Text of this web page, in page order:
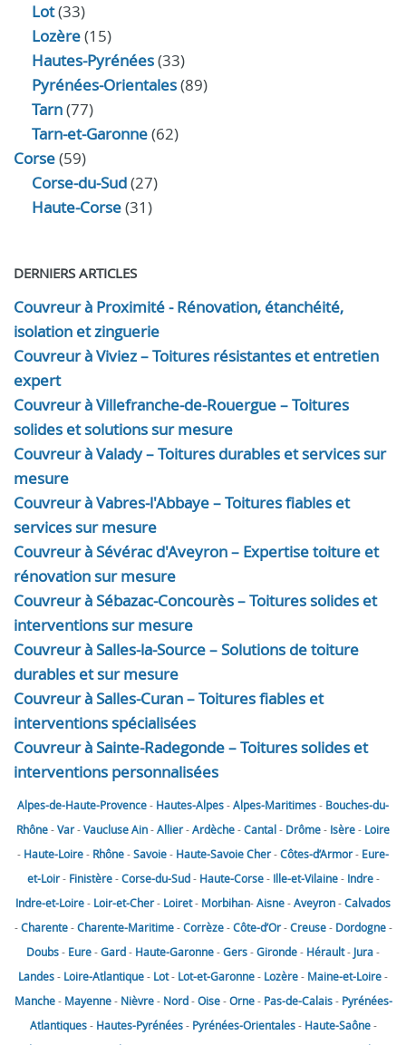
Lot(33)
Lozère(15)
Hautes-Pyrénées(33)
Pyrénées-Orientales(89)
Tarn(77)
Tarn-et-Garonne(62)
Corse(59)
Corse-du-Sud(27)
Haute-Corse(31)
DERNIERS ARTICLES
Couvreur à Proximité - Rénovation, étanchéité,
isolation et zinguerie
Couvreur à Viviez – Toitures résistantes et entretien
expert
Couvreur à Villefranche-de-Rouergue – Toitures
solides et solutions sur mesure
Couvreur à Valady – Toitures durables et services sur
mesure
Couvreur à Vabres-l'Abbaye – Toitures fiables et
services sur mesure
Couvreur à Sévérac d'Aveyron – Expertise toiture et
rénovation sur mesure
Couvreur à Sébazac-Concourès – Toitures solides et
interventions sur mesure
Couvreur à Salles-la-Source – Solutions de toiture
durables et sur mesure
Couvreur à Salles-Curan – Toitures fiables et
interventions spécialisées
Couvreur à Sainte-Radegonde – Toitures solides et
interventions personnalisées
Alpes-de-Haute-Provence- Hautes-Alpes-Alpes-Maritimes- Bouches-du-
Rhône-Var-VaucluseAin-Allier-Ardèche-Cantal- Drôme- Isère- Loire
- Haute-Loire- Rhône-Savoie- Haute-SavoieCher-Côtes-d’Armor- Eure-
et-Loir- Finistère-Corse-du-Sud- Haute-Corse- Ille-et-Vilaine- Indre-
Indre-et-Loire- Loir-et-Cher- Loiret- Morbihan-Aisne-Aveyron-Calvados
-Charente-Charente-Maritime-Corrèze-Côte-d’Or-Creuse- Dordogne-
Doubs- Eure-Gard- Haute-Garonne-Gers-Gironde- Hérault- Jura-
Landes- Loire-Atlantique- Lot- Lot-et-Garonne- Lozère- Maine-et-Loire-
Manche- Mayenne- Nièvre- Nord-Oise-Orne- Pas-de-Calais- Pyrénées-
Atlantiques- Hautes-Pyrénées- Pyrénées-Orientales- Haute-Saône-